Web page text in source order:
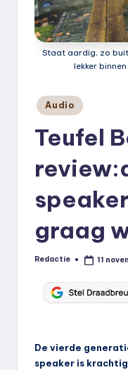
Staat aardig, zo
lekker
Geplaatst
in
Audio
Teufel
graag
Geplaatst
Redactie 11
De vierde
speaker is